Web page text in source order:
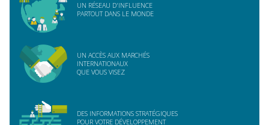
UN RÉSEAU D'INFLUENCE
PARTOUT DANS LE MONDE
UN ACCÈS AUX MARCHÉS
INTERNATIONAUX
QUE VOUS VISEZ
DES INFORMATIONS STRATÉGIQUES
POUR VOTRE DÉVELOPPEMENT